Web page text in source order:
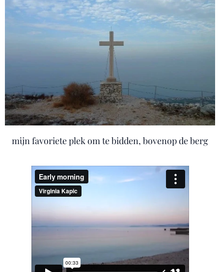
mijn favoriete plek om te bidden, bovenop de berg